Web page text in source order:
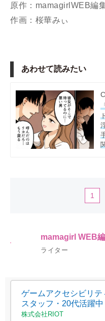
原作：mamagirlWEB編
作画：桜華みぃ
あわせて読みたい
1
mamagirl WEB
ライター
ゲームアクセシビリテ
スタッフ・20代活躍
率高い」
株式会社RIOT